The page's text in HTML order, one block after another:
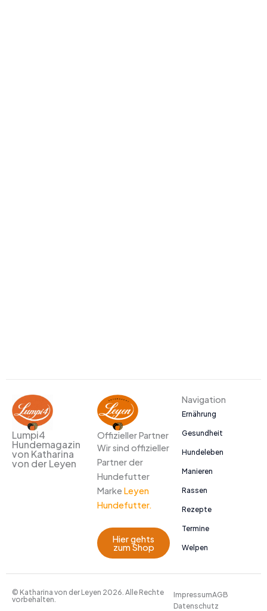
Lumpi4
Hundemagazin
von Katharina
von der Leyen
Offizieller Partner
Wir sind offizieller
Partner der
Hundefutter
Marke Leyen
Hundefutter.
Hier gehts
zum Shop
Navigation
Ernährung
Gesundheit
Hundeleben
Manieren
Rassen
Rezepte
Termine
Welpen
© Katharina von der Leyen 2026. Alle Rechte
vorbehalten.
ImpressumAGB
Datenschutz